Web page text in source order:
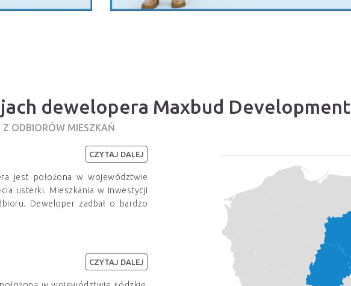
dewelopera Maxbud Development
Z ODBIORÓW MIESZKAŃ
jest położona w województwie
usterki. Mieszkania w inwestycji
Deweloper zadbał o bardzo
CZYTAJ DALEJ
CZYTAJ DALEJ